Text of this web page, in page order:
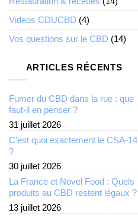
Videos CDUCBD (4)
Vos questions sur le CBD (14)
ARTICLES RÉCENTS
Fumer du CBD dans la rue : que
faut-il en penser ?
31 juillet 2026
C’est quoi exactement le CSA-14
?
30 juillet 2026
La France et Novel Food : Quels
produits au CBD restent légaux ?
13 juillet 2026